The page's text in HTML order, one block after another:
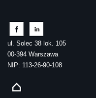
ul. Solec 38 lok. 105
00-394 Warszawa
NIP: 113-26-90-108